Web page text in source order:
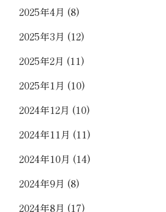
2025年4月 (8)
2025年3月 (12)
2025年2月 (11)
2025年1月 (10)
2024年12月 (10)
2024年11月 (11)
2024年10月 (14)
2024年9月 (8)
2024年8月 (17)